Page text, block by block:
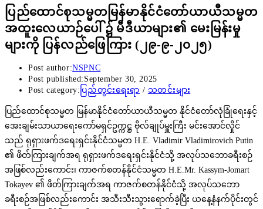
ပြည်ထောင်စုသမ္မတမြန်မာနိုင်ငံတော်ယာယီသမ္မတ
အထူးလေယာဉ်ပေါ် ၌ မီဒီယာများ၏ မေးမြန်းမှု
များကို ပြန်လည်ဖြေကြား (၂၉-၉-၂၀၂၅)
Post author:NSPNC
Post published: September 30, 2025
Post category: ပြည်တွင်းရေးရာ / သတင်းများ
ပြည်ထောင်စုသမ္မတ မြန်မာနိုင်ငံတော်ယာယီသမ္မတ နိုင်ငံတော်လုံခြုံရေးနှင့်
အေးချမ်းသာယာရေးကော်မရှင်ဥက္ကဋ္ဌ ဗိုလ်ချုပ်မှူးကြီး မင်းအောင်လှိုင်
သည် ရုရှားဖက်ဒရေးရှင်းနိုင်ငံသမ္မတ H.E. Vladimir Vladimirovich Putin
၏ ဖိတ်ကြားချက်အရ ရုရှားဖက်ဒရေးရှင်းနိုင်ငံသို့ အလုပ်သဘောခရီးစဉ်
အဖြစ်လည်းကောင်း၊ ကာဇက်စတန်နိုင်ငံသမ္မတ H.E.Mr. Kassym-Jomart
Tokayev ၏ ဖိတ်ကြားချက်အရ ကာဇက်စတန်နိုင်ငံသို့ အလုပ်သဘော
ခရီးစဉ်အဖြစ်လည်းကောင်း အသီးသီးသွားရောက်ခဲ့ပြီး ယနေ့နံနက်ပိုင်းတွင်